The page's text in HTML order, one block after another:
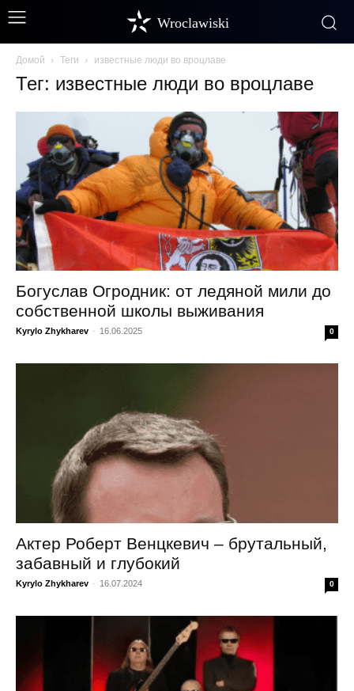
Wroclawiski
Домой Теги известные люди во вроцлаве
Тег: известные люди во вроцлаве
Богуслав Огродник: от ледяной мили до
собственной школы выживания
Kyrylo Zhykharev - 16.06.2025 0
Актер Роберт Венцкевич – брутальный,
забавный и глубокий
Kyrylo Zhykharev - 16.07.2024 0